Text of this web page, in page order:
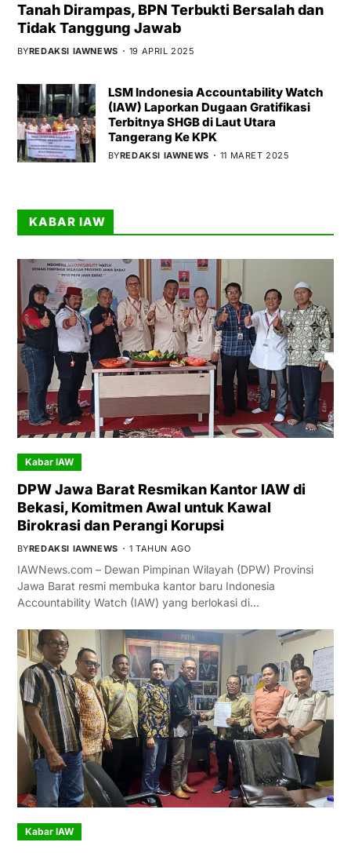
Tanah Dirampas, BPN Terbukti Bersalah dan
Tidak Tanggung Jawab
BYREDAKSI IAWNEWS 19 APRIL 2025
LSM Indonesia Accountability Watch
(IAW) Laporkan Dugaan Gratifikasi
Terbitnya SHGB di Laut Utara
Tangerang Ke KPK
BYREDAKSI IAWNEWS 11 MARET 2025
KABAR IAW
Kabar IAW
DPW Jawa Barat Resmikan Kantor IAW di
Bekasi, Komitmen Awal untuk Kawal
Birokrasi dan Perangi Korupsi
BYREDAKSI IAWNEWS 1 TAHUN AGO
IAWNews.com – Dewan Pimpinan Wilayah (DPW) Provinsi
Jawa Barat resmi membuka kantor baru Indonesia
Accountability Watch (IAW) yang berlokasi di…
Kabar IAW